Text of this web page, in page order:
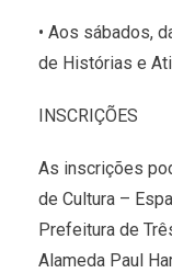
• Aos sábados,
de Histórias e
As inscrições
de Cultura –
Prefeitura de
Alameda Paul